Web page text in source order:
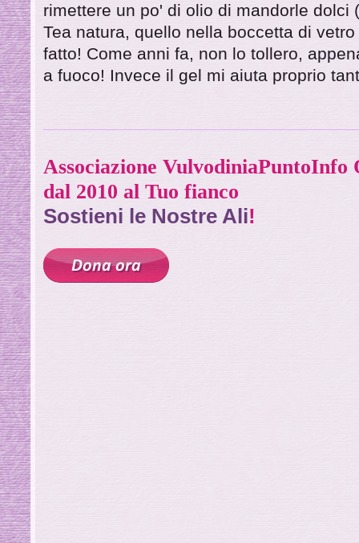
rimettere un po' di olio di mandorle dolci
Tea natura, quello nella boccetta di
fatto! Come anni fa, non lo tollero,
a fuoco! Invece il gel mi aiuta proprio
Associazione VulvodiniaPuntoInfo
dal 2010 al Tuo fianco
Sostieni le Nostre Ali!